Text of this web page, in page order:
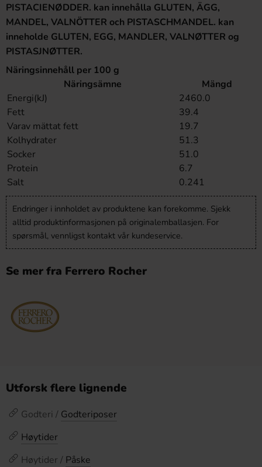
PISTACIENØDDER. kan innehålla GLUTEN, ÄGG,
MANDEL, VALNÖTTER och PISTASCHMANDEL. kan
inneholde GLUTEN, EGG, MANDLER, VALNØTTER og
PISTASJNØTTER.
Näringsinnehåll per 100 g
Näringsämne
Mängd
Energi(kJ)
2460.0
Fett
39.4
Varav mättat fett
19.7
Kolhydrater
51.3
Socker
51.0
Protein
6.7
Salt
0.241
Endringer i innholdet av produktene kan forekomme. Sjekk
alltid produktinformasjonen på originalemballasjen. For
spørsmål, vennligst kontakt vår kundeservice.
Se mer fra Ferrero Rocher
Utforsk flere lignende
Godteri / Godteriposer
Høytider
Høytider / Påske